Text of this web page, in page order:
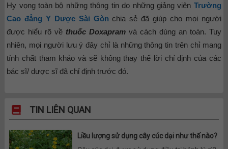
Hy vọng toàn bộ những thông tin do những giảng viên Trường
Cao đẳng Y Dược Sài Gòn chia sẻ đã giúp cho mọi người
được hiểu rõ về thuốc Doxapram và cách dùng an toàn. Tuy
nhiên, mọi người lưu ý đây chỉ là những thông tin trên chỉ mang
tính chất tham khảo và sẽ không thay thế lời chỉ định của các
bác sĩ/ dược sĩ đã chỉ định trước đó.
TIN LIÊN QUAN
Liều lượng sử dụng cây cúc dại như thế nào?